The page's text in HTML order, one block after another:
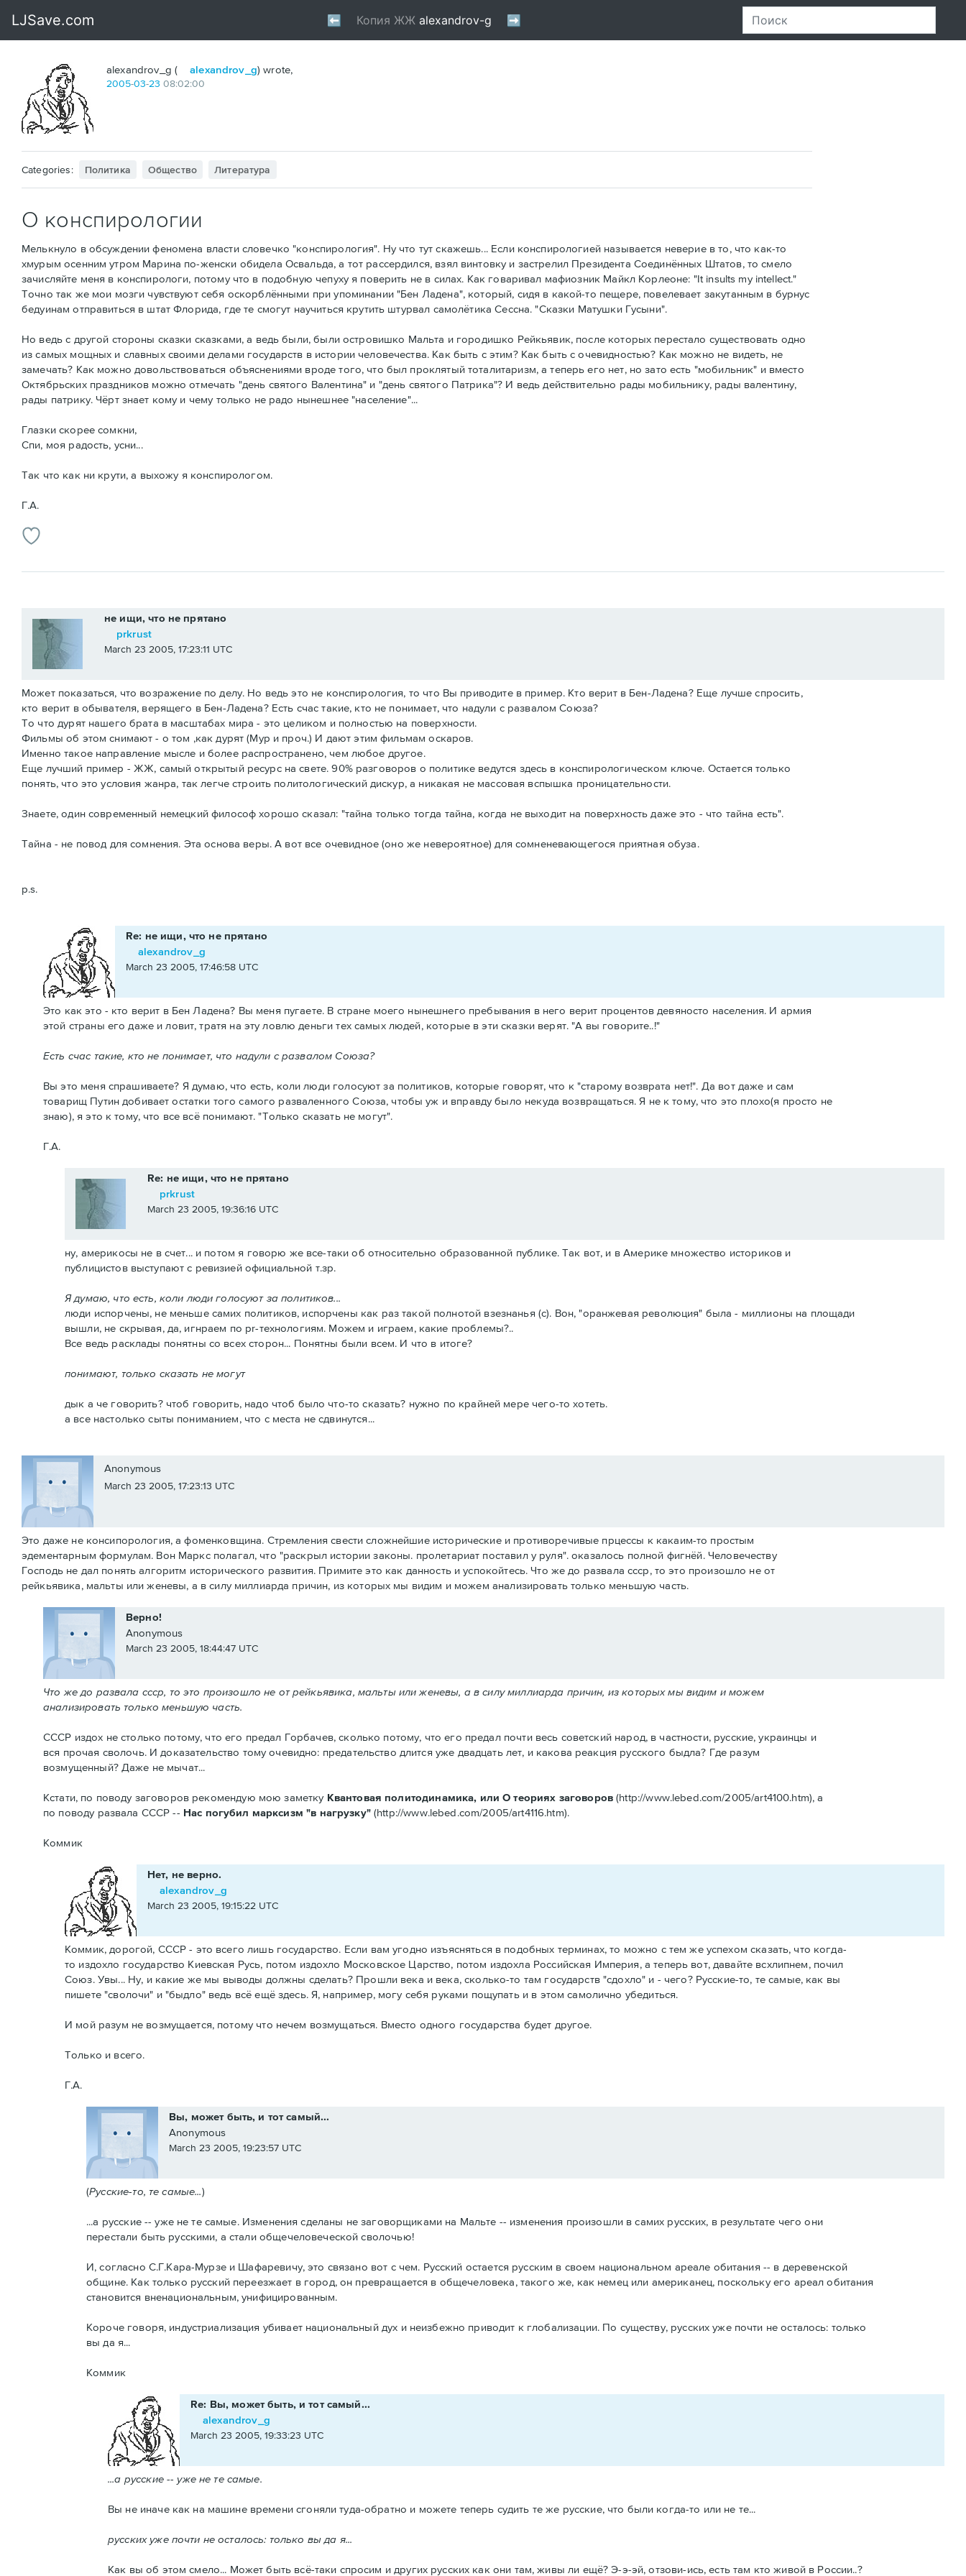
alexandrov_g ( alexandrov_g) wrote,
2005-03-23 08:02:00
Categories: Политика Общество Литература
О конспирологии
Мелькнуло в обсуждении феномена власти словечко "конспирология". Ну что тут скажешь... Если конспирологией называется неверие в то, что как-то
хмурым осенним утром Марина по-женски обидела Освальда, а тот рассердился, взял винтовку и застрелил Президента Соединённых Штатов, то смело
зачисляйте меня в конспирологи, потому что в подобную чепуху я поверить не в силах. Как говаривал мафиозник Майкл Корлеоне: "It insults my intellect."
Точно так же мои мозги чувствуют себя оскорблёнными при упоминании "Бен Ладена", который, сидя в какой-то пещере, повелевает закутанным в бурнус
бедуинам отправиться в штат Флорида, где те смогут научиться крутить штурвал самолётика Сессна. "Сказки Матушки Гусыни".
Но ведь с другой стороны сказки сказками, а ведь были, были островишко Мальта и городишко Рейкьявик, после которых перестало существовать одно
из самых мощных и славных своими делами государств в истории человечества. Как быть с этим? Как быть с очевидностью? Как можно не видеть, не
замечать? Как можно довольствоваться объяснениями вроде того, что был проклятый тоталитаризм, а теперь его нет, но зато есть "мобильник" и вместо
Октябрьских праздников можно отмечать "день святого Валентина" и "день святого Патрика"? И ведь действительно рады мобильнику, рады валентину,
рады патрику. Чёрт знает кому и чему только не радо нынешнее "население"...
Глазки скорее сомкни,
Спи, моя радость, усни...
Так что как ни крути, а выхожу я конспирологом.
Г.А.
не ищи, что не прятано
prkrust
March 23 2005, 17:23:11 UTC
Может показаться, что возражение по делу. Но ведь это не конспирология, то что Вы приводите в пример. Кто верит в Бен-Ладена? Еще лучше спросить,
кто верит в обывателя, верящего в Бен-Ладена? Есть счас такие, кто не понимает, что надули с развалом Союза?
То что дурят нашего брата в масштабах мира - это целиком и полностью на поверхности.
Фильмы об этом снимают - о том ,как дурят (Мур и проч.) И дают этим фильмам оскаров.
Именно такое направление мысле и более распространено, чем любое другое.
Еще лучший пример - ЖЖ, самый открытый ресурс на свете. 90% разговоров о политике ведутся здесь в конспирологическом ключе. Остается только
понять, что это условия жанра, так легче строить политологический дискур, а никакая не массовая вспышка проницательности.
Знаете, один современный немецкий философ хорошо сказал: "тайна только тогда тайна, когда не выходит на поверхность даже это - что тайна есть".
Тайна - не повод для сомнения. Эта основа веры. А вот все очевидное (оно же невероятное) для сомненевающегося приятная обуза.
p.s.
Re: не ищи, что не прятано
alexandrov_g
March 23 2005, 17:46:58 UTC
Это как это - кто верит в Бен Ладена? Вы меня пугаете. В стране моего нынешнего пребывания в него верит процентов девяносто населения. И армия
этой страны его даже и ловит, тратя на эту ловлю деньги тех самых людей, которые в эти сказки верят. "А вы говорите..!"
Есть счас такие, кто не понимает, что надули с развалом Союза?
Вы это меня спрашиваете? Я думаю, что есть, коли люди голосуют за политиков, которые говорят, что к "старому возврата нет!". Да вот даже и сам
товарищ Путин добивает остатки того самого разваленного Союза, чтобы уж и вправду было некуда возвращаться. Я не к тому, что это плохо(я просто не
знаю), я это к тому, что все всё понимают. "Только сказать не могут".
Г.А.
Re: не ищи, что не прятано
prkrust
March 23 2005, 19:36:16 UTC
ну, америкосы не в счет... и потом я говорю же все-таки об относительно образованной публике. Так вот, и в Америке множество историков и
публицистов выступают с ревизией официальной т.зр.
Я думаю, что есть, коли люди голосуют за политиков...
люди испорчены, не меньше самих политиков, испорчены как раз такой полнотой взезнанья (с). Вон, "оранжевая революция" была - миллионы на площади
вышли, не скрывая, да, игнраем по pr-технологиям. Можем и играем, какие проблемы?..
Все ведь расклады понятны со всех сторон... Понятны были всем. И что в итоге?
понимают, только сказать не могут
дык а че говорить? чтоб говорить, надо чтоб было что-то сказать? нужно по крайней мере чего-то хотеть.
а все настолько сыты пониманием, что с места не сдвинутся...
Anonymous
March 23 2005, 17:23:13 UTC
Это даже не консипорология, а фоменковщина. Стремления свести сложнейшие исторические и противоречивые прцессы к какаим-то простым
эдементарным формулам. Вон Маркс полагал, что "раскрыл истории законы. пролетариат поставил у руля". оказалось полной фигнёй. Человечеству
Господь не дал понять алгоритм исторического развития. Примите это как данность и успокойтесь. Что же до развала ссср, то это произошло не от
рейкьявика, мальты или женевы, а в силу миллиарда причин, из которых мы видим и можем анализировать только меньшую часть.
Верно!
Anonymous
March 23 2005, 18:44:47 UTC
Что же до развала ссср, то это произошло не от рейкьявика, мальты или женевы, а в силу миллиарда причин, из которых мы видим и можем
анализировать только меньшую часть.
СССР издох не столько потому, что его предал Горбачев, сколько потому, что его предал почти весь советский народ, в частности, русские, украинцы и
вся прочая сволочь. И доказательство тому очевидно: предательство длится уже двадцать лет, и какова реакция русского быдла? Где разум
возмущенный? Даже не мычат...
Кстати, по поводу заговоров рекомендую мою заметку Квантовая политодинамика, или О теориях заговоров (http://www.lebed.com/2005/art4100.htm), а
по поводу развала СССР -- Нас погубил марксизм "в нагрузку"(http://www.lebed.com/2005/art4116.htm).
Коммик
Нет, не верно.
alexandrov_g
March 23 2005, 19:15:22 UTC
Коммик, дорогой, СССР - это всего лишь государство. Если вам угодно изъясняться в подобных терминах, то можно с тем же успехом сказать, что когда-
то издохло государство Киевская Русь, потом издохло Московское Царство, потом издохла Российская Империя, а теперь вот, давайте всхлипнем, почил
Союз. Увы... Ну, и какие же мы выводы должны сделать? Прошли века и века, сколько-то там государств "сдохло" и - чего? Русские-то, те самые, как вы
пишете "сволочи" и "быдло" ведь всё ещё здесь. Я, например, могу себя руками пощупать и в этом самолично убедиться.
И мой разум не возмущается, потому что нечем возмущаться. Вместо одного государства будет другое.
Только и всего.
Г.А.
Вы, может быть, и тот самый...
Anonymous
March 23 2005, 19:23:57 UTC
(Русские-то, те самые...)
...а русские -- уже не те самые. Изменения сделаны не заговорщиками на Мальте -- изменения произошли в самих русских, в результате чего они
перестали быть русскими, а стали общечеловеческой сволочью!
И, согласно С.Г.Кара-Мурзе и Шафаревичу, это связано вот с чем. Русский остается русским в своем национальном ареале обитания -- в деревенской
общине. Как только русский переезжает в город, он превращается в общечеловека, такого же, как немец или американец, поскольку его ареал обитания
становится вненациональным, унифицированным.
Короче говоря, индустриализация убивает национальный дух и неизбежно приводит к глобализации. По существу, русских уже почти не осталось: только
вы да я...
Коммик
Re: Вы, может быть, и тот самый...
alexandrov_g
March 23 2005, 19:33:23 UTC
...а русские -- уже не те самые.
Вы не иначе как на машине времени сгоняли туда-обратно и можете теперь судить те же русские, что были когда-то или не те...
русских уже почти не осталось: только вы да я...
Как вы об этом смело... Может быть всё-таки спросим и других русских как они там, живы ли ещё? Э-э-эй, отзови-ись, есть там кто живой в России..?